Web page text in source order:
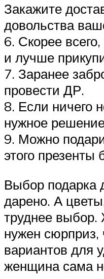
Закажите
довольства
6. Скорее
и лучше
7. Заранее
провести ДР.
8. Если ничего
нужное
9. Можно
этого
Выбор подарка
дарено. А
труднее выбор.
нужен
вариантов для
женщина сама